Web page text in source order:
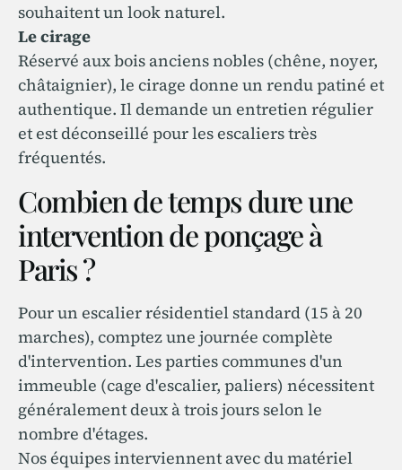
souhaitent un look naturel.
Le cirage
Réservé aux bois anciens nobles (chêne, noyer,
châtaignier), le cirage donne un rendu patiné et
authentique. Il demande un entretien régulier
et est déconseillé pour les escaliers très
fréquentés.
Combien de temps dure une
intervention de ponçage à
Paris ?
Pour un escalier résidentiel standard (15 à 20
marches), comptez une journée complète
d'intervention. Les parties communes d'un
immeuble (cage d'escalier, paliers) nécessitent
généralement deux à trois jours selon le
nombre d'étages.
Nos équipes interviennent avec du matériel